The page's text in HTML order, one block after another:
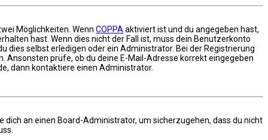
Möglichkeiten. Wenn COPPAaktiviert ist und du angegeben hast,
hast. Wenn dies nicht der Fall ist, muss dein Benutzerkonto
selbst erledigen oder ein Administrator. Bei der Registrierung
prüfe, ob du deine E-Mail-Adresse korrekt eingegeben
dann kontaktiere einen Administrator.
dich an einen Board-Administrator, um sicherzugehen, dass du nicht